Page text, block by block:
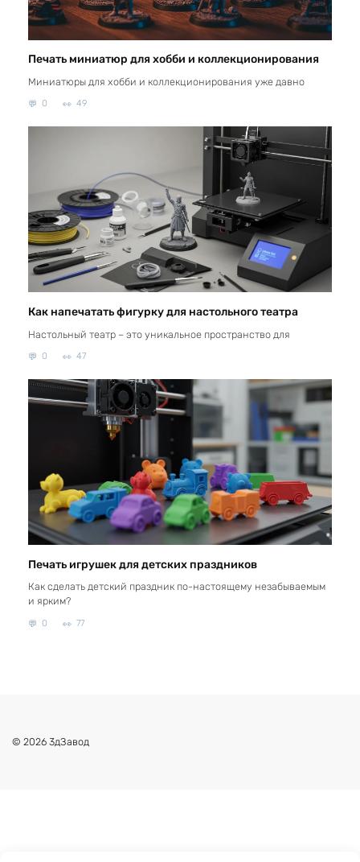
Печать миниатюр для хобби и коллекционирования
Миниатюры для хобби и коллекционирования уже давно
0 49
Как напечатать фигурку для настольного театра
Настольный театр – это уникальное пространство для
0 47
Печать игрушек для детских праздников
Как сделать детский праздник по-настоящему незабываемым
и ярким?
0 77
© 2026 3дЗавод